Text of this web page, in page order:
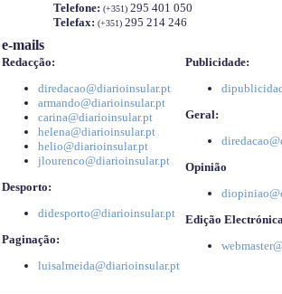
Telefone: (+351)295 401 050
Telefax: (+351)295 214 246
e-mails
Redacção:
diredacao@diarioinsular.pt
armando@diarioinsular.pt
carina@diarioinsular.pt
helena@diarioinsular.pt
helio@diarioinsular.pt
jlourenco@diarioinsular.pt
Desporto:
didesporto@diarioinsular.pt
Paginação:
luisalmeida@diarioinsular.pt
Publicidade:
Geral:
Opinião
Edição